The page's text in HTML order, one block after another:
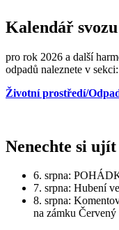
Kalendář
pro rok 2026 a další
odpadů naleznete v sekci:
Životní prostředí/
Nenechte
6. srpna:
7. srpna: Hubení
8. srpna:
na zámku